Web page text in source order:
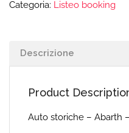
Categoria: Listeo booking
Descrizione
Product
Auto storiche – Abarth